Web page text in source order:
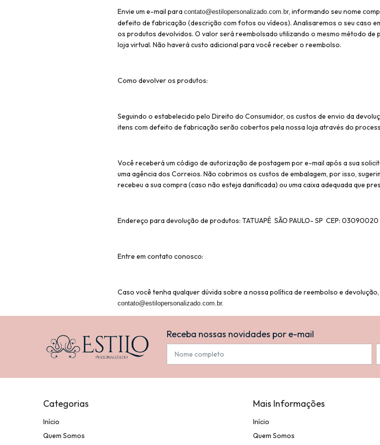
Envie um e-mail para contato@estilopersonalizado.com.br, informando seu nome
defeito de fabricação (descrição com fotos ou vídeos). Analisaremos o seu caso
os produtos devolvidos. O valor será reembolsado utilizando o mesmo método
loja virtual. Não haverá custo adicional para você receber o reembolso.
Como devolver os produtos:
Seguindo o estabelecido pelo Direito do Consumidor, os custos de envio da
itens com defeito de fabricação serão cobertos pela nossa loja através do
Você receberá um código de autorização de postagem por e-mail após a sua
uma agência dos Correios. Não cobrimos os custos de embalagem, por isso,
recebeu a sua compra (caso não esteja danificada) ou uma caixa adequada que
Endereço para devolução de produtos: TATUAPÉ ­ SÃO PAULO- SP ­ CEP: 03090020
Entre em contato conosco:
Caso você tenha qualquer dúvida sobre a nossa política de reembolso e
contato@estilopersonalizado.com.br.
Receba nossas novidades por e-mail
Categorias
Início
Quem Somos
Mais Informações
Início
Quem Somos